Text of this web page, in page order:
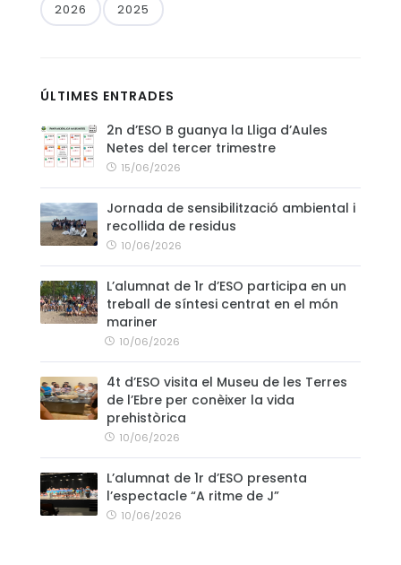
ITEC MÈDIA
2026 2025
ÚLTIMES ENTRADES
2n d’ESO B guanya la Lliga d’Aules
Netes del tercer trimestre
15/06/2026
Jornada de sensibilització ambiental i
recollida de residus
10/06/2026
L’alumnat de 1r d’ESO participa en un
treball de síntesi centrat en el món
mariner
10/06/2026
4t d’ESO visita el Museu de les Terres
de l’Ebre per conèixer la vida
prehistòrica
10/06/2026
L’alumnat de 1r d’ESO presenta
l’espectacle “A ritme de J”
10/06/2026